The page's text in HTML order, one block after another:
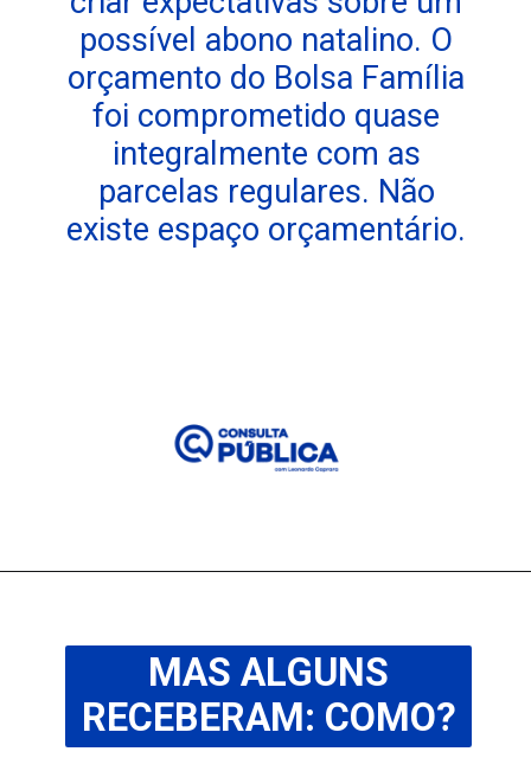
possível abono natalino. O
orçamento do Bolsa Família
foi comprometido quase
integralmente com as
parcelas regulares. Não
existe espaço orçamentário.
MAS ALGUNS
RECEBERAM: COMO?